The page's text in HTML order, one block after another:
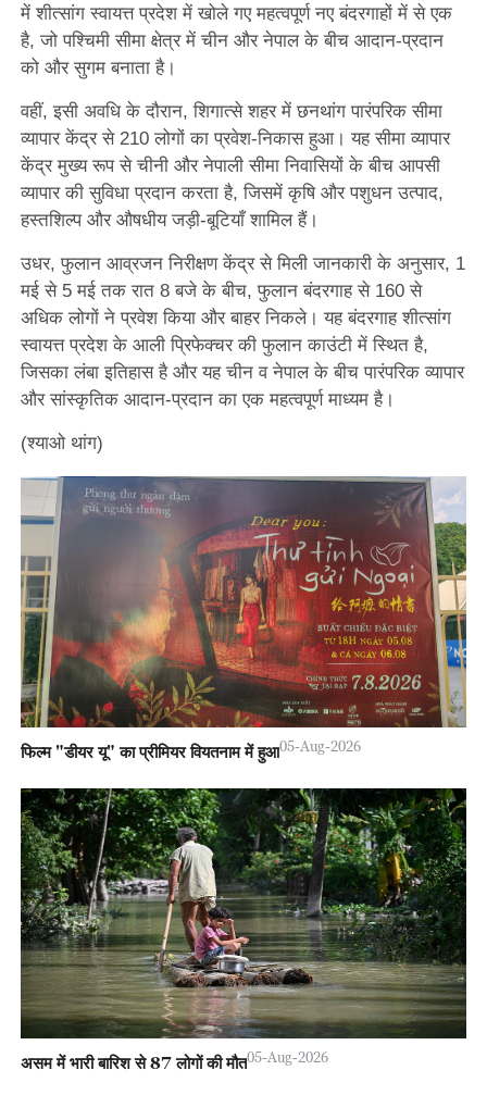
में शीत्सांग स्वायत्त प्रदेश में खोले गए महत्वपूर्ण नए बंदरगाहों में से एक
है, जो पश्चिमी सीमा क्षेत्र में चीन और नेपाल के बीच आदान-प्रदान
को और सुगम बनाता है।
वहीं, इसी अवधि के दौरान, शिगात्से शहर में छनथांग पारंपरिक सीमा
व्यापार केंद्र से 210 लोगों का प्रवेश-निकास हुआ। यह सीमा व्यापार
केंद्र मुख्य रूप से चीनी और नेपाली सीमा निवासियों के बीच आपसी
व्यापार की सुविधा प्रदान करता है, जिसमें कृषि और पशुधन उत्पाद,
हस्तशिल्प और औषधीय जड़ी-बूटियाँ शामिल हैं।
उधर, फुलान आव्रजन निरीक्षण केंद्र से मिली जानकारी के अनुसार, 1
मई से 5 मई तक रात 8 बजे के बीच, फुलान बंदरगाह से 160 से
अधिक लोगों ने प्रवेश किया और बाहर निकले। यह बंदरगाह शीत्सांग
स्वायत्त प्रदेश के आली प्रिफेक्चर की फुलान काउंटी में स्थित है,
जिसका लंबा इतिहास है और यह चीन व नेपाल के बीच पारंपरिक व्यापार
और सांस्कृतिक आदान-प्रदान का एक महत्वपूर्ण माध्यम है।
(श्याओ थांग)
फिल्म "डीयर यू" का प्रीमियर वियतनाम में हुआ05-Aug-2026
असम में भारी बारिश से 87 लोगों की मौत05-Aug-2026